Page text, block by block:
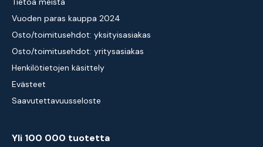
Vuoden paras kauppa 2024
Osto/toimitusehdot: yksityisasiakas
Osto/toimitusehdot: yritysasiakas
Henkilötietojen käsittely
Evästeet
Saavutettavuusseloste
Yli 100 000 tuotetta